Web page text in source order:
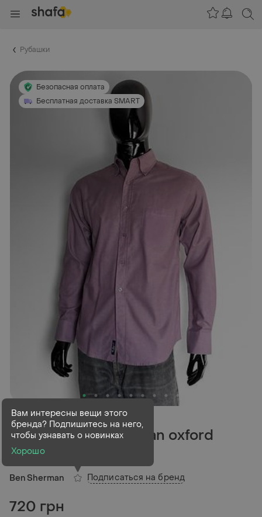
Рубашки
Безопасная оплата
Бесплатная доставка SMART
В наличии1 шт
Сорочка ben sherman oxford
men`s shirt
Ben Sherman
Вам интересны вещи этого
бренда? Подпишитесь на него,
чтобы узнавать о новинках
Хорошо
Подписаться на бренд
720 грн